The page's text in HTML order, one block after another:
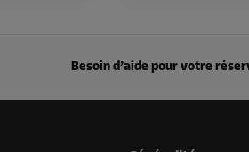
Besoin d’aide pour votre